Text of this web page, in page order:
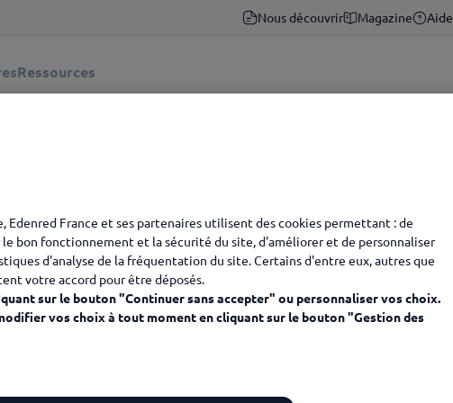
Nous découvrir Magazine Aide
Ressources
Edenred France et ses partenaires utilisent des cookies permettant : de
bon fonctionnement et la sécurité du site, d'améliorer et de personnaliser
d'analyse de la fréquentation du site. Certains d'entre eux, autres que
votre accord pour être déposés.
sur le bouton "Continuer sans accepter" ou personnaliser vos choix.
vos choix à tout moment en cliquant sur le bouton "Gestion des